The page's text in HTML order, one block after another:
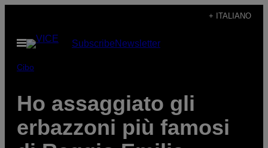
contenuto
+ ITALIANO
Apri
SubscribeNewsletter
Cibo
Ho assaggiato gli
erbazzoni più famosi